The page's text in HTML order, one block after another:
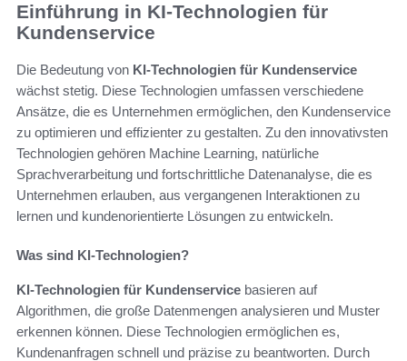
Einführung in KI-Technologien für
Kundenservice
Die Bedeutung von KI-Technologien für Kundenservice
wächst stetig. Diese Technologien umfassen verschiedene
Ansätze, die es Unternehmen ermöglichen, den Kundenservice
zu optimieren und effizienter zu gestalten. Zu den innovativsten
Technologien gehören Machine Learning, natürliche
Sprachverarbeitung und fortschrittliche Datenanalyse, die es
Unternehmen erlauben, aus vergangenen Interaktionen zu
lernen und kundenorientierte Lösungen zu entwickeln.
Was sind KI-Technologien?
KI-Technologien für Kundenservice basieren auf
Algorithmen, die große Datenmengen analysieren und Muster
erkennen können. Diese Technologien ermöglichen es,
Kundenanfragen schnell und präzise zu beantworten. Durch